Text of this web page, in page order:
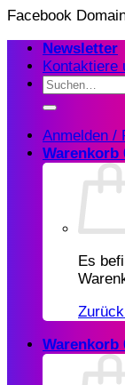
Facebook
Newsletter
Kontaktiere
Suchen
Anmelden /
Warenkorb
Es
Warenkorb